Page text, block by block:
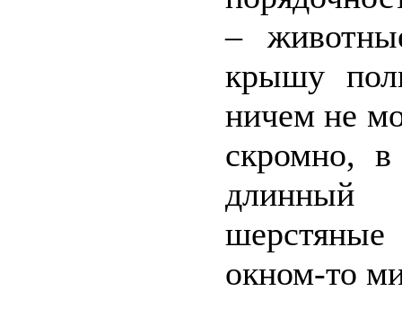
–
крышу
ничем не
скромно,
длинный
окном-то